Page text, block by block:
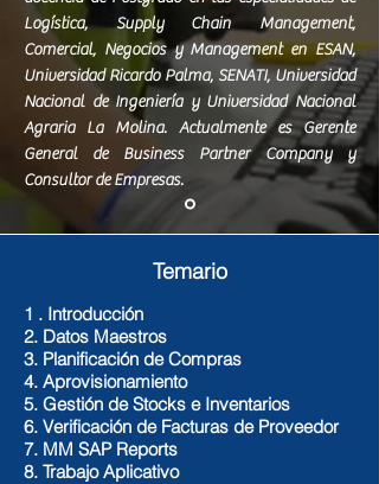
Logística, Supply Chain Management,
Comercial, Negocios y Management en ESAN,
Universidad Ricardo Palma, SENATI, Universidad
Nacional de Ingeniería y Universidad Nacional
Agraria La Molina. Actualmente es Gerente
General de Business Partner Company y
Consultor de Empresas.
Temario
1 . Introducción
2. Datos Maestros
3. Planificación de Compras
4. Aprovisionamiento
5. Gestión de Stocks e Inventarios
6. Verificación de Facturas de Proveedor
7. MM SAP Reports
8. Trabajo Aplicativo